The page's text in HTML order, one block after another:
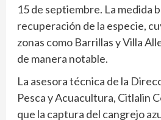
15 de septiembre. La medida
recuperación de la especie,
zonas como Barrillas y Villa
de manera notable.
La asesora técnica de la
Pesca y Acuacultura, Citlalin
que la captura del cangrejo